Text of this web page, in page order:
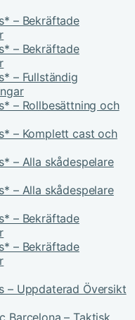
– Bekräftade
– Bekräftade
– Fullständig
– Rollbesättning och
– Komplett cast och
– Alla skådespelare
– Alla skådespelare
– Bekräftade
– Bekräftade
– Uppdaterad Översikt
Barcelona – Taktisk